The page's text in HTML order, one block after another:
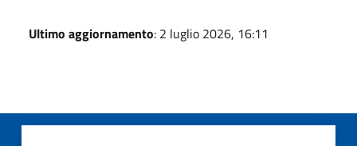
Ultimo aggiornamento: 2 luglio 2026, 16:11